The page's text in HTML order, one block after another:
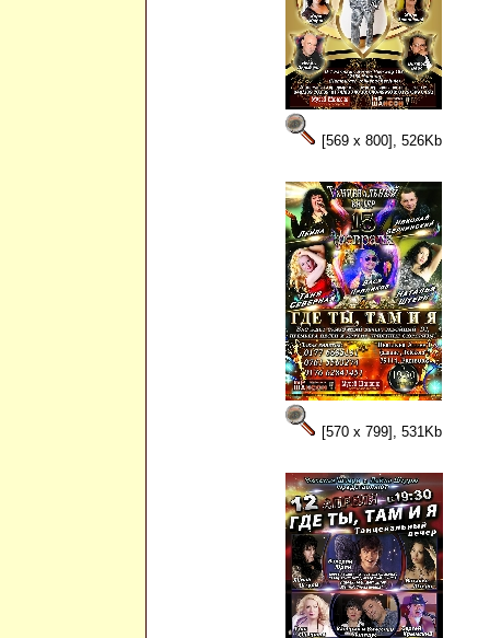
[569 x 800], 526Kb
[570 x 799], 531Kb